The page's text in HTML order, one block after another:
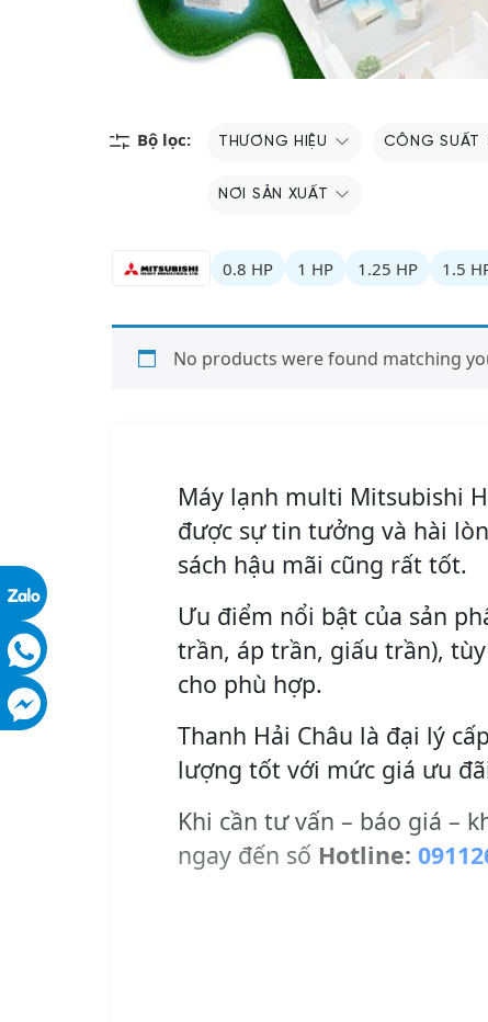
Bộ lọc: THƯƠNG HIỆU CÔNG SUẤT
NƠI SẢN XUẤT
0.8 HP 1 HP 1.25 HP 1.5
No products were found matching
Máy lạnh multi Mitsubishi
được sự tin tưởng và hài
sách hậu mãi cũng rất tốt.
Ưu điểm nổi bật của sản
trần, áp trần, giấu trần),
cho phù hợp.
Thanh Hải Châu là đại lý
lượng tốt với mức giá ưu
Khi cần tư vấn – báo giá –
ngay đến số Hotline: